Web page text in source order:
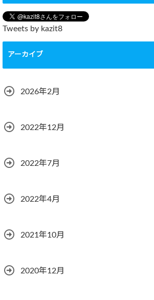
Tweets by kazit8
アーカイブ
2026年2月
2022年12月
2022年7月
2022年4月
2021年10月
2020年12月